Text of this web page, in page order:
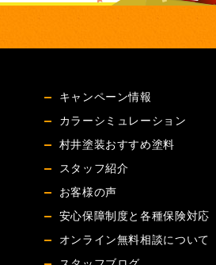
キャンペーン情報
カラーシミュレーション
村井塗装おすすめ塗料
スタッフ紹介
お客様の声
安心保障制度と各種保険対応
オンライン無料相談について